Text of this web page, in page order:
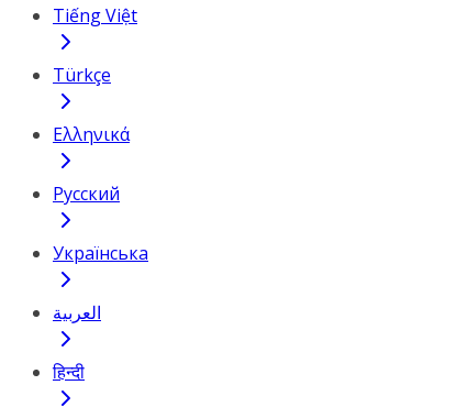
Tiếng Việt
Türkçe
Ελληνικά
Русский
Українська
العربية
हिन्दी